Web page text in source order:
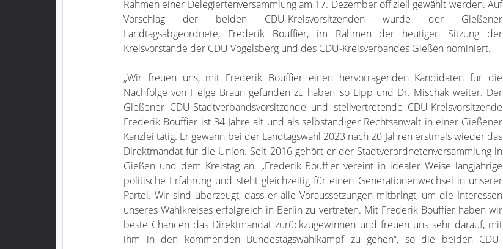
Rahmen einer Delegiertenversammlung am 17. Dezember offiziell gewählt werden. Auf
Vorschlag der beiden CDU-Kreisvorsitzenden wurde der Gießener
Landtagsabgeordnete, Frederik Bouffier, im Rahmen der heutigen Sitzung der
Kreisvorstände der CDU Vogelsberg und des CDU-Kreisverbandes Gießen nominiert.
„Wir freuen uns, mit Frederik Bouffier einen hervorragenden Kandidaten für die
Nachfolge von Helge Braun gefunden zu haben, so Lipp und Dr. Mischak weiter. Der
Gießener CDU-Stadtverbandsvorsitzende und stellvertretende CDU-Kreisvorsitzende
Frederik Bouffier ist 34 Jahre alt und als selbständiger Rechtsanwalt in einer Gießener
Kanzlei tätig. Er gewann bei der Landtagswahl 2023 nach 20 Jahren erstmals wieder das
Direktmandat für die Union. Seit 2016 gehört er der Stadtverordnetenversammlung in
Gießen und dem Kreistag an. „Frederik Bouffier vereint in idealer Weise langjährige
politische Erfahrung und steht gleichzeitig für einen Generationenwechsel in unserer
Partei. Wir sind überzeugt, dass er alle Voraussetzungen mitbringt, um die Interessen
unseres Wahlkreises erfolgreich in Berlin zu vertreten. Mit Frederik Bouffier haben wir
beste Chancen das Direktmandat zurückzugewinnen und freuen uns sehr darauf, mit
ihm in den kommenden Bundestagswahlkampf zu gehen“, so die beiden CDU-